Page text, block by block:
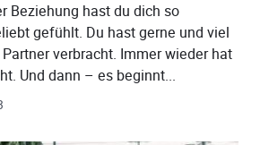
Beziehung hast du dich so
gefühlt. Du hast gerne und viel
verbracht. Immer wieder hat
Und dann – es beginnt...